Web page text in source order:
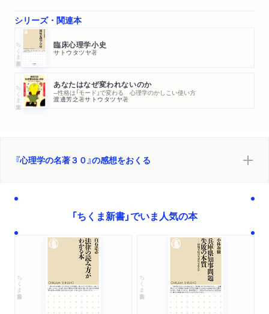
シリーズ・関連本
ちくま新書 臨床心理学小史
サトウタツヤ著
ちくま文庫 あなたはなぜ変われないのか
─性格は「モード」で変わる 心理学のかしこい使い方
渡邊芳之著サトウタツヤ著
『心理学の名著３０』の感想をおくる
「ちくま新書」でいま人気の本
ちくま新書 ちくま新書